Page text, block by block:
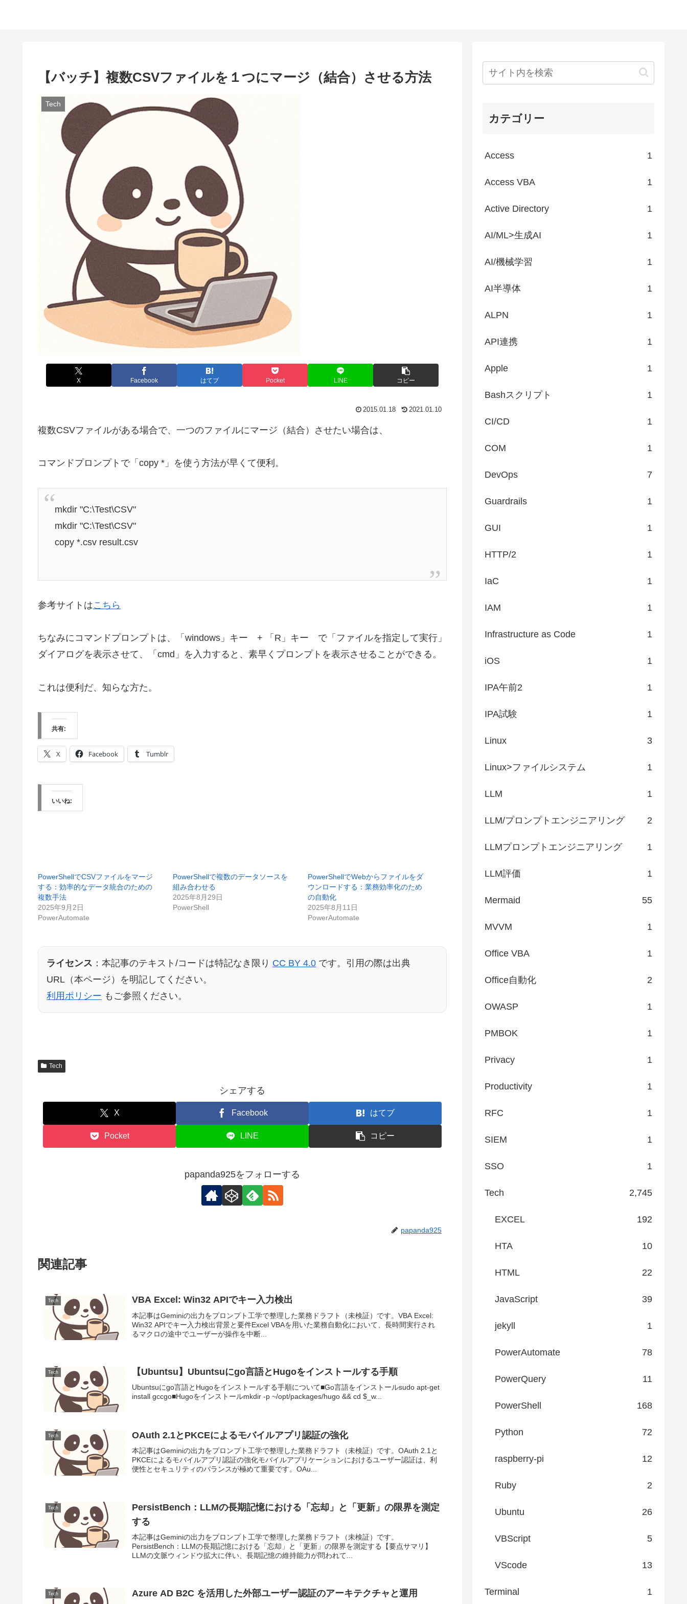
【バッチ】複数CSVファイルを１つにマージ（結合）させる方法
Tech
X Facebook はてブ Pocket LINE コピー
2015.01.18 2021.01.10
複数CSVファイルがある場合で、一つのファイルにマージ（結合）させたい場合は、
コマンドプロンプトで「copy *」を使う方法が早くて便利。
mkdir "C:\Test\CSV"
mkdir "C:\Test\CSV"
copy *.csv result.csv
参考サイトはこちら
ちなみにコマンドプロンプトは、「windows」キー + 「R」キー で「ファイルを指定して実行」
ダイアログを表示させて、「cmd」を入力すると、素早くプロンプトを表示させることができる。
これは便利だ、知らな方た。
共有:
X Facebook Tumblr
いいね:
PowerShellでCSVファイルをマージ
する：効率的なデータ統合のための
複数手法
2025年9月2日
PowerAutomate
PowerShellで複数のデータソースを
組み合わせる
2025年8月29日
PowerShell
PowerShellでWebからファイルをダ
ウンロードする：業務効率化のため
の自動化
2025年8月11日
PowerAutomate
ライセンス ：本記事のテキスト/コードは特記なき限り CC BY 4.0 です。引用の際は出典
URL（本ページ）を明記してください。
利用ポリシー もご参照ください。
Tech
シェアする
X Facebook はてブ
Pocket LINE コピー
papanda925をフォローする
papanda925
関連記事
Tech VBA Excel: Win32 APIでキー入力検出
本記事はGeminiの出力をプロンプト工学で整理した業務ドラフト（未検証）です。VBA Excel:
Win32 APIでキー入力検出背景と要件Excel VBAを用いた業務自動化において、長時間実行され
るマクロの途中でユーザーが操作を中断...
Tech 【Ubuntsu】Ubuntsuにgo言語とHugoをインストールする手順
Ubuntsuにgo言語とHugoをインストールする手順について■Go言語をインストールsudo apt-get
install gccgo■Hugoをインストールmkdir -p ~/opt/packages/hugo && cd $_w...
Tech OAuth 2.1とPKCEによるモバイルアプリ認証の強化
本記事はGeminiの出力をプロンプト工学で整理した業務ドラフト（未検証）です。OAuth 2.1と
PKCEによるモバイルアプリ認証の強化モバイルアプリケーションにおけるユーザー認証は、利
便性とセキュリティのバランスが極めて重要です。OAu...
Tech
PersistBench：LLMの長期記憶における「忘却」と「更新」の限界を測定
する
本記事はGeminiの出力をプロンプト工学で整理した業務ドラフト（未検証）です。
PersistBench：LLMの長期記憶における「忘却」と「更新」の限界を測定する【要点サマリ】
LLMの文脈ウィンドウ拡大に伴い、長期記憶の維持能力が問われて...
Tech Azure AD B2C を活用した外部ユーザー認証のアーキテクチャと運用
カテゴリー
Access 1
Access VBA 1
Active Directory 1
AI/ML>生成AI 1
AI/機械学習 1
AI半導体 1
ALPN 1
API連携 1
Apple 1
Bashスクリプト 1
CI/CD 1
COM 1
DevOps 7
Guardrails 1
GUI 1
HTTP/2 1
IaC 1
IAM 1
Infrastructure as Code 1
iOS 1
IPA午前2 1
IPA試験 1
Linux 3
Linux>ファイルシステム 1
LLM 1
LLM/プロンプトエンジニアリング 2
LLMプロンプトエンジニアリング 1
LLM評価 1
Mermaid 55
MVVM 1
Office VBA 1
Office自動化 2
OWASP 1
PMBOK 1
Privacy 1
Productivity 1
RFC 1
SIEM 1
SSO 1
Tech 2,745
EXCEL 192
HTA 10
HTML 22
JavaScript 39
jekyll 1
PowerAutomate 78
PowerQuery 11
PowerShell 168
Python 72
raspberry-pi 12
Ruby 2
Ubuntu 26
VBScript 5
VScode 13
Terminal 1